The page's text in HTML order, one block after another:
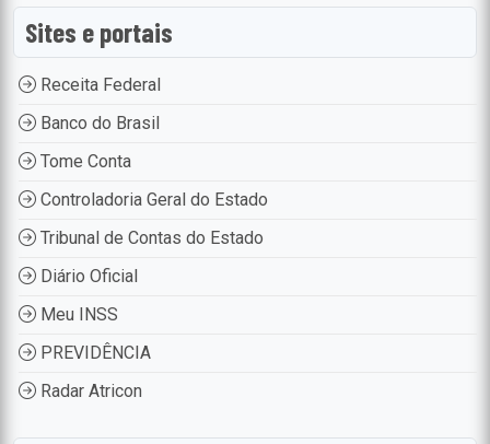
Sites e portais
Receita Federal
Banco do Brasil
Tome Conta
Controladoria Geral do Estado
Tribunal de Contas do Estado
Diário Oficial
Meu INSS
PREVIDÊNCIA
Radar Atricon